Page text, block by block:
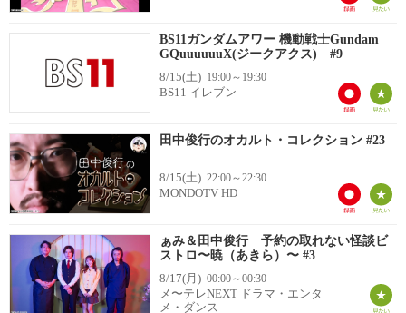
BS11ガンダムアワー 機動戦士Gundam
GQuuuuuuX(ジークアクス) #9
8/15(土) 19:00～19:30
BS11 イレブン
田中俊行のオカルト・コレクション #23
8/15(土) 22:00～22:30
MONDOTV HD
ぁみ＆田中俊行 予約の取れない怪談ビ
ストロ〜暁（あきら）〜 #3
8/17(月) 00:00～00:30
メ〜テレNEXT ドラマ・エンタ
メ・ダンス